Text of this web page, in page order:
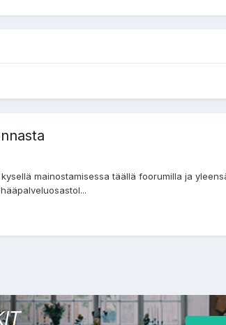
mainostamisessa täällä foorumilla ja